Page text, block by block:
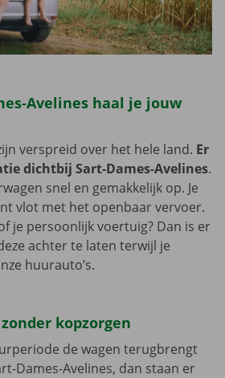
Avelines haal je jouw
verspreid over het hele land. Er
dichtbij Sart-Dames-Avelines.
snel en gemakkelijk op. Je
vlot met het openbaar vervoer.
je persoonlijk voertuig? Dan is er
achter te laten terwijl je
huurauto’s.
kopzorgen
de wagen terugbrengt
Dames-Avelines, dan staan er